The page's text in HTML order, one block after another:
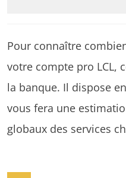
Pour connaître
votre compte pro LCL,
la banque. Il dispose
vous fera une
globaux des services